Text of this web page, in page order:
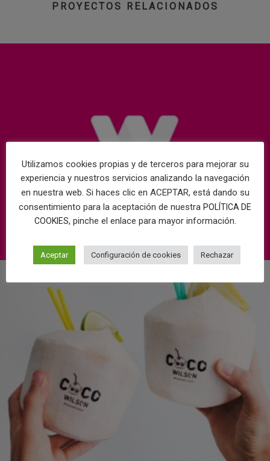
PROYECTOS RELACIONADOS
Utilizamos cookies propias y de terceros para mejorar su
experiencia y nuestros servicios analizando la navegación
en nuestra web. Si haces clic en ACEPTAR, está dando su
consentimiento para la aceptación de nuestra POLÍTICA DE
COOKIES, pinche el enlace para mayor información.
Aceptar Configuración de cookies Rechazar